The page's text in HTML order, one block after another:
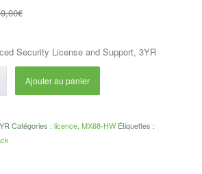
€
Security License and Support, 3YR
Ajouter au panier
Catégories : licence, MX68-HW Étiquettes :